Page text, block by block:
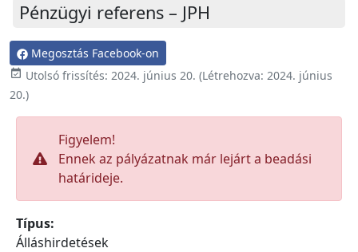
Pénzügyi referens – JPH
Megosztás Facebook-on
 Utolsó frissítés: 2024. június 20. (Létrehozva: 2024. június
20.)
Figyelem!
Ennek az pályázatnak már lejárt a beadási
határideje.
Típus:
Álláshirdetések